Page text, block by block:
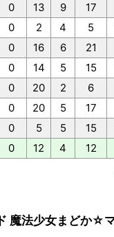
0 13 9 17
0 2 4 5
0 16 6 21
0 14 5 15
0 20 2 6
0 20 5 17
0 5 5 15
0 12 4 12
魔法少女まどか☆